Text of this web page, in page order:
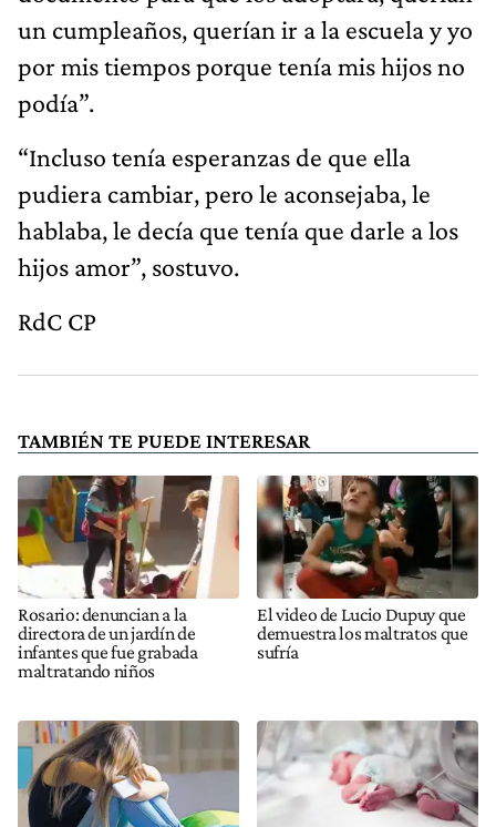
un cumpleaños, querían ir a la escuela y yo
por mis tiempos porque tenía mis hijos no
podía”.
“Incluso tenía esperanzas de que ella
pudiera cambiar, pero le aconsejaba, le
hablaba, le decía que tenía que darle a los
hijos amor”, sostuvo.
RdC CP
TAMBIÉN TE PUEDE INTERESAR
Rosario: denuncian a la
directora de un jardín de
infantes que fue grabada
maltratando niños
El video de Lucio Dupuy que
demuestra los maltratos que
sufría